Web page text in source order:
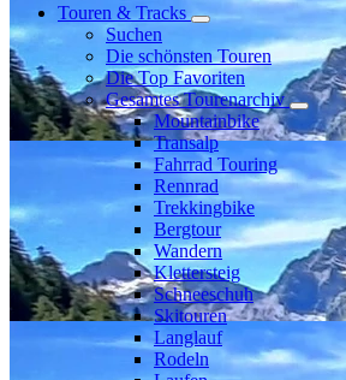
Touren & Tracks
Suchen
Die schönsten Touren
Die Top Favoriten
Gesamtes Tourenarchiv
Mountainbike
Transalp
Fahrrad Touring
Rennrad
Trekkingbike
Bergtour
Wandern
Klettersteig
Schneeschuh
Skitouren
Langlauf
Rodeln